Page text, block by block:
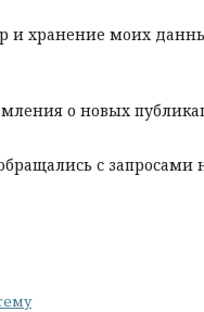
и хранение моих
о новых
с запросами